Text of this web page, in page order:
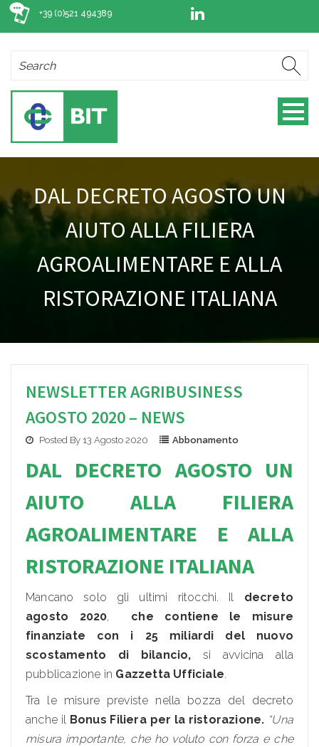
+39 (0)521 494389
DAL DECRETO AGOSTO UN
AIUTO ALLA FILIERA
AGROALIMENTARE E ALLA
RISTORAZIONE ITALIANA
NEWSLETTER AGRIBUSINESS
AGOSTO 2020 – NEWS
Posted By 13 Agosto 2020 Abbonamento
DAL DECRETO AGOSTO UN
AIUTO ALLA FILIERA
AGROALIMENTARE E ALLA
RISTORAZIONE ITALIANA
Mancano solo gli ultimi ritocchi. Il decreto
agosto 2020,
che contiene le misure
finanziate con i 25 miliardi del nuovo
scostamento di bilancio,si avvicina alla
pubblicazione in Gazzetta Ufficiale.
Tra le misure previste nella bozza del decreto
anche il Bonus Filiera per la ristorazione. “Una
misura importante, che ho voluto con forza e che